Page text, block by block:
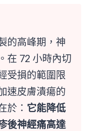
的高峰期，神
在 72 小時內切
受損的範圍限
速皮膚潰瘍的
於： 它能降低
後神經痛高達